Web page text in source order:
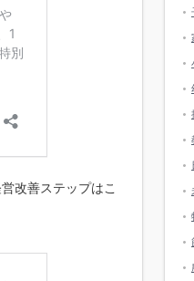
改善ステップはこ